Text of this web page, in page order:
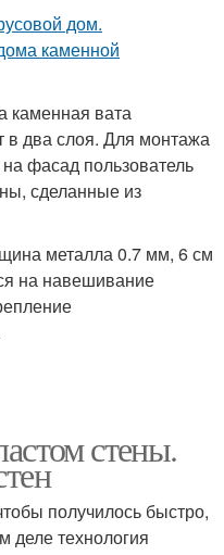
каменная вата
в два слоя. Для монтажа
фасад пользователь
сделанные из
металла 0.7 мм, 6 см
на навешивание
стены.
получилось быстро,
деле технология